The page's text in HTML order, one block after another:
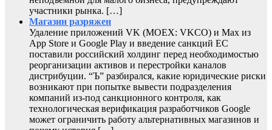
участники рынка. […]
Магазин разряжен
Удаление приложений VK (MOEX: VKCO) и Max из
App Store и Google Play и введение санкций ЕС
поставили российский холдинг перед необходимостью
реорганизации активов и перестройки каналов
дистрибуции. “Ъ” разбирался, какие юридические риски
возникают при попытке вывести подразделения
компаний из-под санкционного контроля, как
технологическая верификация разработчиков Google
может ограничить работу альтернативных магазинов и